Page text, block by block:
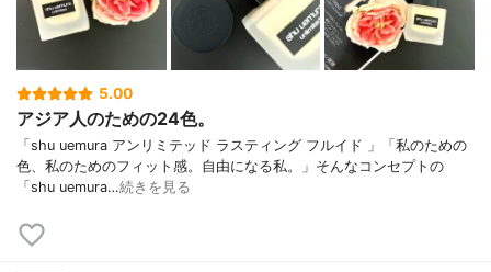
5.00
アジア人のための24色。
「shu uemura アンリミテッド ラスティング フルイド 」「私のための
色、私のためのフィット感。自由になる私。」そんなコンセプトの
「shu uemura…続きを見る